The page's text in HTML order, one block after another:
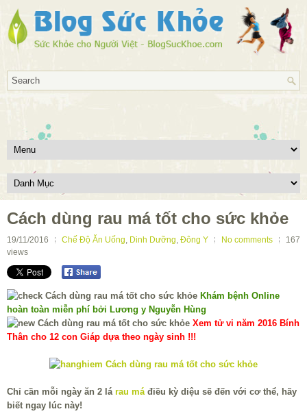
Cách dùng rau má tốt cho sức khỏe
19/11/2016 Chế Độ Ăn Uống, Dinh Dưỡng, Đông Y No comments
167
views
Khám bệnh Online
hoàn toàn miễn phí bởi Lương y Nguyễn Hùng
Xem tử vi năm 2016 Bính
Thân cho 12 con Giáp dựa theo ngày sinh !!!
Chỉ cần mỗi ngày ăn 2 lá rau máđiều kỳ diệu sẽ đến với cơ thể, hãy
biết ngay lúc này!